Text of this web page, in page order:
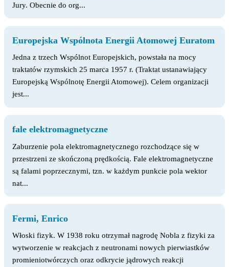
Jury. Obecnie do org...
Europejska Wspólnota Energii Atomowej Euratom
Jedna z trzech Wspólnot Europejskich, powstała na mocy
traktatów rzymskich 25 marca 1957 r. (Traktat ustanawiający
Europejską Wspólnotę Energii Atomowej). Celem organizacji
jest...
fale elektromagnetyczne
Zaburzenie pola elektromagnetycznego rozchodzące się w
przestrzeni ze skończoną prędkością. Fale elektromagnetyczne
są falami poprzecznymi, tzn. w każdym punkcie pola wektor
nat...
Fermi, Enrico
Włoski fizyk. W 1938 roku otrzymał nagrodę Nobla z fizyki za
wytworzenie w reakcjach z neutronami nowych pierwiastków
promieniotwórczych oraz odkrycie jądrowych reakcji